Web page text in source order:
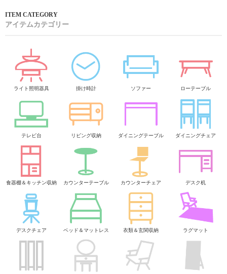
アイテムカテゴリー
ライト照明器具 掛け時計 ソファー ローテーブル
テレビ台 リビング収納 ダイニングテーブル ダイニングチェア
食器棚＆キッチン収納 カウンターテーブル カウンターチェア デスク机
デスクチェア ベッド＆マットレス 衣類＆玄関収納 ラグマット